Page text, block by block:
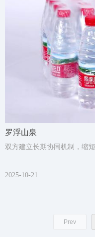
罗浮山泉
双方建立长期协同机制，缩
2025-10-21
Prev